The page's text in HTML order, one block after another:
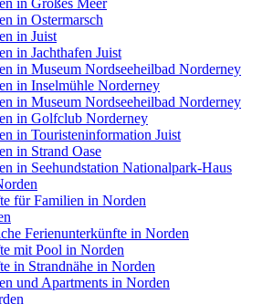
in Ostermarsch
in Juist
in Jachthafen Juist
in Museum Nordseeheilbad Norderney
in Inselmühle Norderney
in Museum Nordseeheilbad Norderney
in Golfclub Norderney
in Touristeninformation Juist
in Strand Oase
in Seehundstation Nationalpark-Haus
für Familien in Norden
Ferienunterkünfte in Norden
mit Pool in Norden
in Strandnähe in Norden
und Apartments in Norden